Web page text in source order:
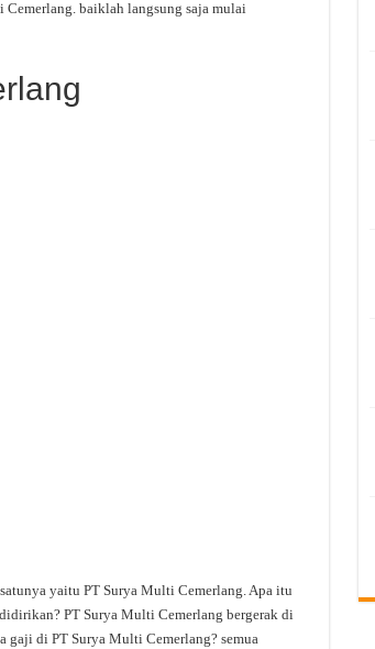
baiklah langsung saja mulai
yaitu PT Surya Multi Cemerlang. Apa itu
PT Surya Multi Cemerlang bergerak di
gaji di PT Surya Multi Cemerlang? semua